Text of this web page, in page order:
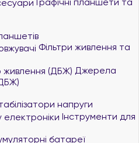
Фільтри живлення та
Джерела
напруги
Інструменти для
батареї